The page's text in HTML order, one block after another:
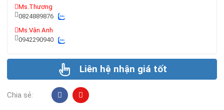
Ms.Thương
0824889876
Ms.Vân Anh
0942290940
Liên hệ nhận giá tốt
Chia sẻ: